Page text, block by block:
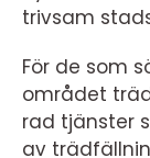
trivsam
För de som
området
rad tjänster
av